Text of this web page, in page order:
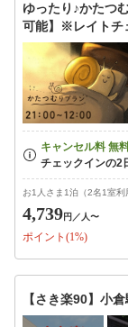
ゆったり♪かたつ
可能】※レイトチ
お1人さま1泊（2名1室利
4,739円 ／人〜
ポイント(1%)
【さき楽90】小